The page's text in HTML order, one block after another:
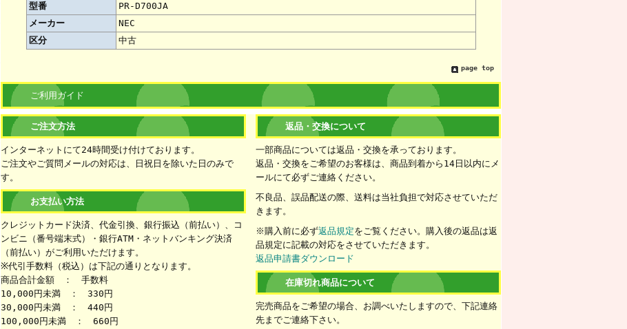
型番
PR-D700JA
メーカー
NEC
区分
中古
page top
ご利用ガイド
ご注文方法
インターネットにて24時間受け付けております。
ご注文やご質問メールの対応は、日祝日を除いた日のみで
す。
お支払い方法
クレジットカード決済、代金引換、銀行振込（前払い）、コ
ンビニ（番号端末式）・銀行ATM・ネットバンキング決済
（前払い）がご利用いただけます。
※代引手数料（税込）は下記の通りとなります。
商品合計金額 ： 手数料
10,000円未満 ： 330円
30,000円未満 ： 440円
100,000円未満 ： 660円
返品・交換について
一部商品については返品・交換を承っております。
返品・交換をご希望のお客様は、商品到着から14日以内にメ
ールにて必ずご連絡ください。
不良品、誤品配送の際、送料は当社負担で対応させていただ
きます。
※購入前に必ず返品規定をご覧ください。購入後の返品は返
品規定に記載の対応をさせていただきます。
返品申請書ダウンロード
在庫切れ商品について
完売商品をご希望の場合、お調べいたしますので、下記連絡
先までご連絡下さい。